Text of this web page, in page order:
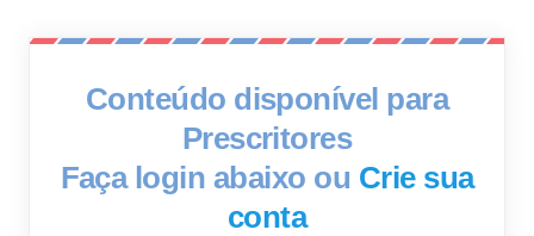
Conteúdo disponível para
Prescritores
Faça login abaixo ou Crie sua
conta